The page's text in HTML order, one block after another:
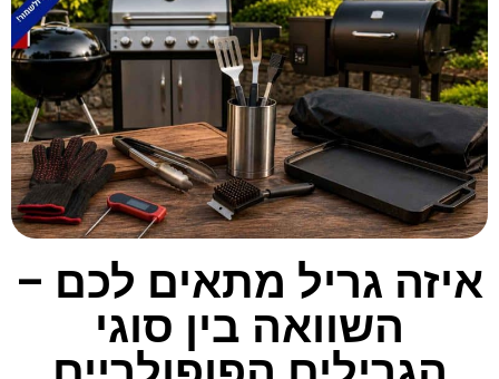
איזה גריל מתאים לכם –
השוואה בין סוגי